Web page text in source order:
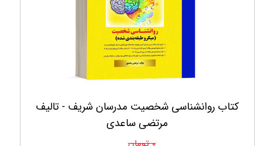
کتاب روانشناسی شخصیت مدرسان شریف - تالیف
مرتضی ساعدی